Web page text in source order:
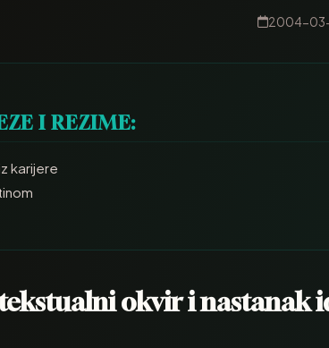
2004-
I REZIME:
karijere
okvir i nastanak